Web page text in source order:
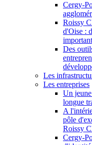
Cergy-
Roissy
d'Oise :
Des
Les
Les entreprises
Un
longue
A
pôle
Roissy
Cergy-